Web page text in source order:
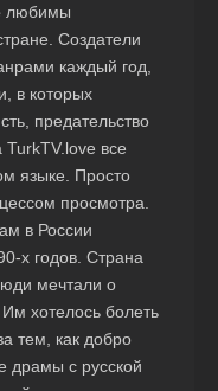
любимы
Создатели
каждый год,
в которых
предательство
все
языке. Просто
просмотра.
в России
х годов. Страна
мечтали о
хотелось болеть
тем, как добро
драмы с русской